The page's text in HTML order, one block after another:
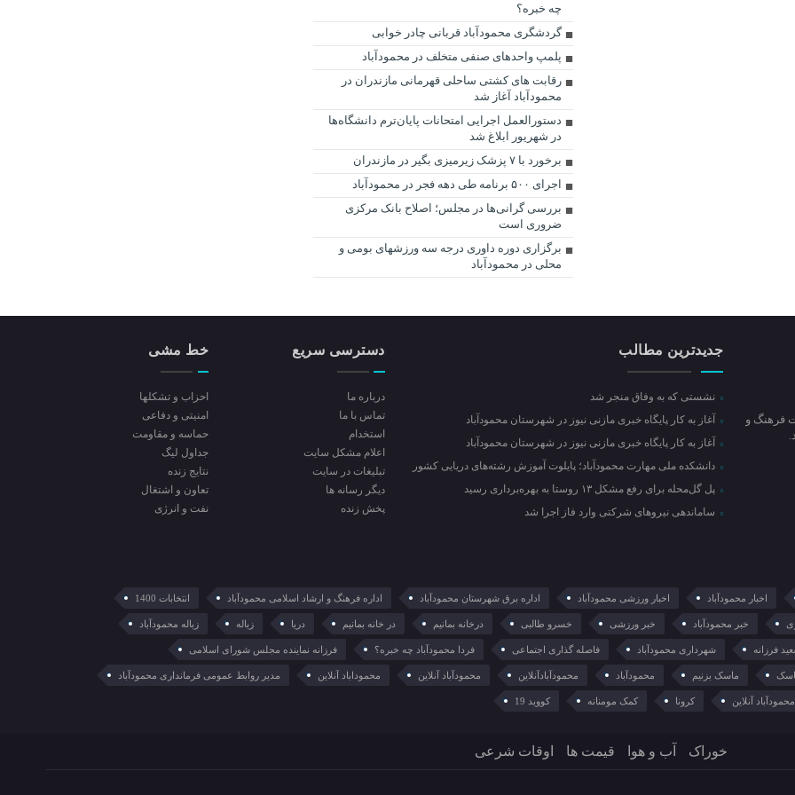
چه خبره؟
گردشگری محمودآباد قربانی چادر خوابی
پلمپ واحد‌های صنفی متخلف در محمودآباد
رقابت های كشتی ساحلی قهرمانی مازندران در
محمودآباد آغاز شد
دستورالعمل اجرایی امتحانات پایان‌ترم دانشگاه‌ها
در شهریور ابلاغ شد
برخورد با ۷ پزشک زیرمیزی بگیر در مازندران
اجرای ۵۰۰ برنامه طی دهه فجر در محمودآباد
بررسی گرانی‌ها در مجلس؛ اصلاح بانک مرکزی
ضروری است
برگزاری دوره داوری درجه سه ورزشهای بومی و
محلی در محمودآباد
فرهنگ و
جدیدترین مطالب
نشستی که به وفاق منجر شد
آغاز به کار پایگاه خبری مازنی نیوز در شهرستان محمودآباد
آغاز به کار پایگاه خبری مازنی نیوز در شهرستان محمودآباد
دانشکده ملی مهارت محمودآباد؛ پایلوت آموزش رشته‌های دریایی کشور
پل گل‌محله برای رفع مشکل ۱۳ روستا به بهره‌برداری رسید
ساماندهی نیروهای شرکتی وارد فاز اجرا شد
دسترسی سریع
درباره ما
تماس با ما
استخدام
اعلام مشکل سایت
تبلیغات در سایت
ديگر رسانه ها
پخش زنده
خط مشی
احزاب و تشکلها
امنیتی و دفاعی
حماسه و مقاومت
جداول لیگ
نتایج زنده
تعاون و اشتغال
نفت و انرژی
اخبار محمودآباد اخبار ورزشی محمودآباد اداره برق شهرستان محمودآباد اداره فرهنگ و ارشاد اسلامی محمودآباد انتخابات 1400
خبر محمودآباد خبر ورزشی خسرو طالبی درخانه بمانیم در خانه بمانیم دریا زباله زباله محمودآباد
فرزانه شهرداری محمودآباد فاصله گذاری اجتماعی فردا محمودآباد چه خبره؟ فرزانه نماینده مجلس شورای اسلامی
ماسک بزنیم محمودآباد محمودآبادآنلاین محمودآباد آنلاین محموداباد آنلاین مدیر روابط عمومی فرمانداری محمودآباد
آنلاین کرونا کمک مومنانه کووید 19
خوراک آب و هوا قیمت ها اوقات شرعی